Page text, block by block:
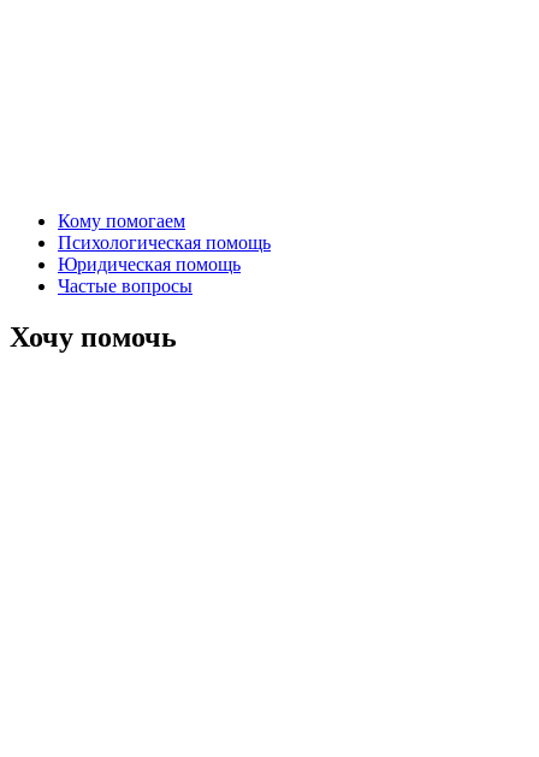
Кому помогаем
Психологическая помощь
Юридическая помощь
Частые вопросы
Хочу помочь